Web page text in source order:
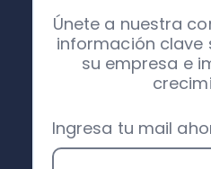
Únete a nuestra
información clave
su empresa e
Ingresa tu mail